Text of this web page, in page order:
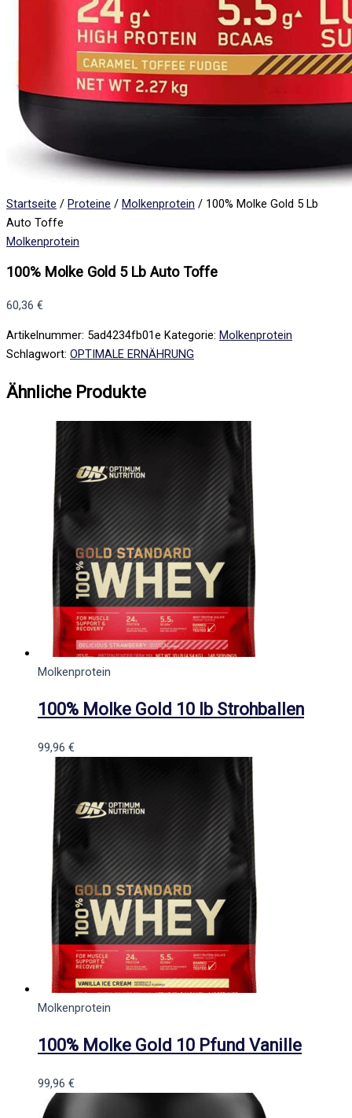
Startseite / Proteine / Molkenprotein / 100% Molke Gold 5 Lb
Auto Toffe
Molkenprotein
100% Molke Gold 5 Lb Auto Toffe
60,36 €
Artikelnummer: 5ad4234fb01e Kategorie: Molkenprotein
Schlagwort: OPTIMALE ERNÄHRUNG
Ähnliche Produkte
Molkenprotein
100% Molke Gold 10 lb Strohballen
99,96 €
Molkenprotein
100% Molke Gold 10 Pfund Vanille
99,96 €